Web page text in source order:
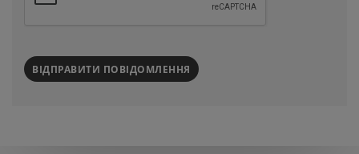
ВІДПРАВИТИ ПОВІДОМЛЕННЯ